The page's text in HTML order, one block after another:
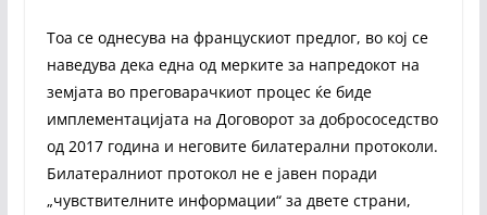
Тоа се однесува на францускиот предлог, во кој се
наведува дека една од мерките за напредокот на
земјата во преговарачкиот процес ќе биде
имплементацијата на Договорот за добрососедство
од 2017 година и неговите билатерални протоколи.
Билатералниот протокол не е јавен поради
„чувствителните информации“ за двете страни,